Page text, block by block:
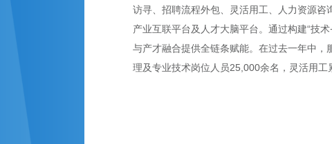
访寻、招聘流程外包、灵活用工、人力资源
产业互联平台及人才大脑平台。通过构建“技
与产才融合提供全链条赋能。在过去一年中
理及专业技术岗位人员25,000余名，灵活用工